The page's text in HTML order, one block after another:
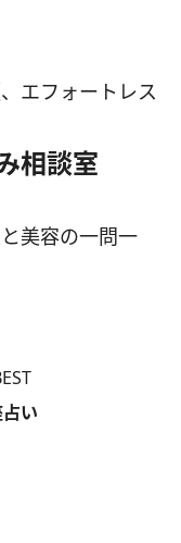
エフォートレス
相談室
美容の一問一
い